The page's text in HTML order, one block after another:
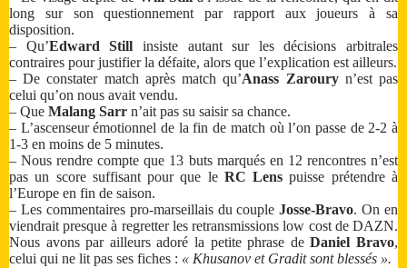
long sur son questionnement par rapport aux joueurs à sa
disposition.
– Qu’Edward Still insiste autant sur les décisions arbitrales
contraires pour justifier la défaite, alors que l’explication est ailleurs.
– De constater match après match qu’Anass Zarouryn’est pas
celui qu’on nous avait vendu.
– Que Malang Sarr n’ait pas su saisir sa chance.
– L’ascenseur émotionnel de la fin de match où l’on passe de 2-2 à
1-3 en moins de 5 minutes.
– Nous rendre compte que 13 buts marqués en 12 rencontres n’est
pas un score suffisant pour que le RC Lens puisse prétendre à
l’Europe en fin de saison.
– Les commentaires pro-marseillais du coupleJosse-Bravo. On en
viendrait presque à regretter les retransmissions low cost de DAZN.
Nous avons par ailleurs adoré la petite phrase deDaniel Bravo,
celui qui ne lit pas ses fiches : « Khusanov et Gradit sont blessés ».